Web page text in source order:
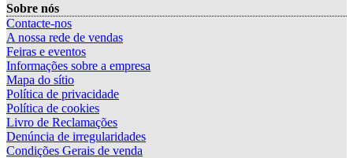
Sobre nós
Contacte-nos
A nossa rede de vendas
Feiras e eventos
Informações sobre a empresa
Mapa do sítio
Política de privacidade
Política de cookies
Livro de Reclamações
Denúncia de irregularidades
Condições Gerais de venda